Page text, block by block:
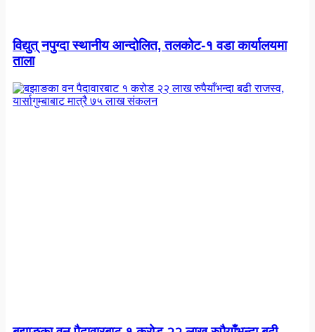
विद्युत् नपुग्दा स्थानीय आन्दोलित, तलकोट-१ वडा कार्यालयमा
ताला